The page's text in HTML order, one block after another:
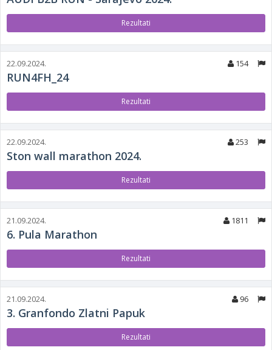
Rezultati
22.09.2024. 154
RUN4FH_24
Rezultati
22.09.2024. 253
Ston wall marathon 2024.
Rezultati
21.09.2024. 1811
6. Pula Marathon
Rezultati
21.09.2024. 96
3. Granfondo Zlatni Papuk
Rezultati